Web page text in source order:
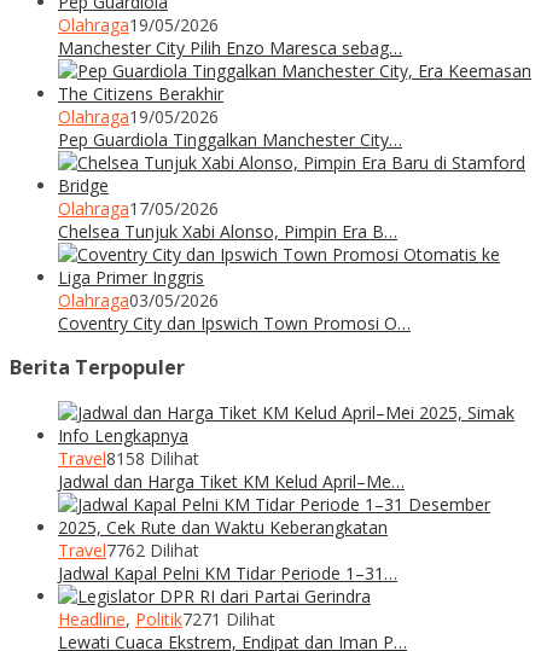
Olahraga19/05/2026
Manchester City Pilih Enzo Maresca sebag…
Olahraga19/05/2026
Pep Guardiola Tinggalkan Manchester City…
Olahraga17/05/2026
Chelsea Tunjuk Xabi Alonso, Pimpin Era B…
Olahraga03/05/2026
Coventry City dan Ipswich Town Promosi O…
Berita Terpopuler
Travel8158 Dilihat
Jadwal dan Harga Tiket KM Kelud April–Me…
Travel7762 Dilihat
Jadwal Kapal Pelni KM Tidar Periode 1–31…
Headline, Politik7271 Dilihat
Lewati Cuaca Ekstrem, Endipat dan Iman P…